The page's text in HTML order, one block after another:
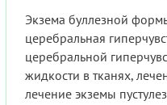
Экзема буллезной
церебральная
церебральной
жидкости в тканях,
лечение экземы